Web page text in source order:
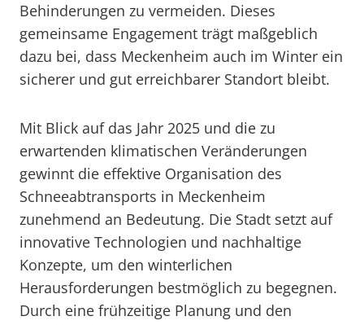
Behinderungen zu vermeiden. Dieses
gemeinsame Engagement trägt maßgeblich
dazu bei, dass Meckenheim auch im Winter ein
sicherer und gut erreichbarer Standort bleibt.
Mit Blick auf das Jahr 2025 und die zu
erwartenden klimatischen Veränderungen
gewinnt die effektive Organisation des
Schneeabtransports in Meckenheim
zunehmend an Bedeutung. Die Stadt setzt auf
innovative Technologien und nachhaltige
Konzepte, um den winterlichen
Herausforderungen bestmöglich zu begegnen.
Durch eine frühzeitige Planung und den